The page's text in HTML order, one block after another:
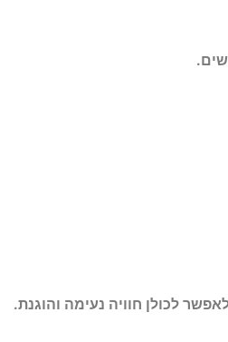
לכולן חוויה נעימה והוגנת.